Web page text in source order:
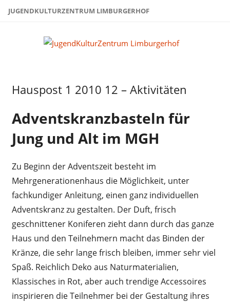
ZumJUGENDKULTURZENTRUM LIMBURGERHOF
Hauspost
Hauspost 1 2010 12 – Aktivitäten
Adventskranzbasteln für
Jung und Alt im MGH
Zu Beginn der Adventszeit besteht im
Mehrgenerationenhaus die Möglichkeit, unter
fachkundiger Anleitung, einen ganz individuellen
Adventskranz zu gestalten. Der Duft, frisch
geschnittener Koniferen zieht dann durch das ganze
Haus und den Teilnehmern macht das Binden der
Kränze, die sehr lange frisch bleiben, immer sehr viel
Spaß. Reichlich Deko aus Naturmaterialien,
Klassisches in Rot, aber auch trendige Accessoires
inspirieren die Teilnehmer bei der Gestaltung ihres